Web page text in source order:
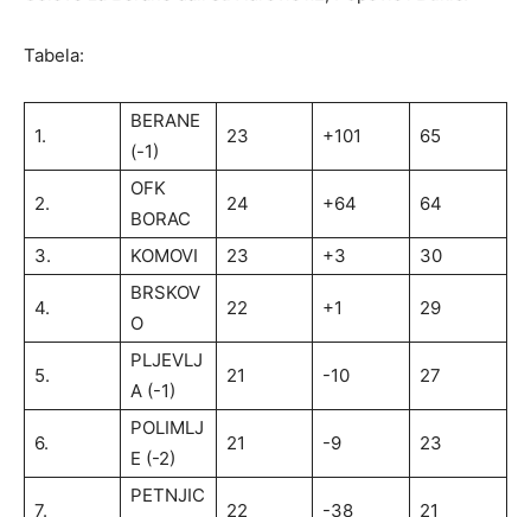
Tabela:
1.
BERANE
(-1)
23 +101 65
2.
OFK
BORAC
24 +64 64
3. KOMOVI 23 +3 30
4.
BRSKOV
O
22 +1 29
5.
PLJEVLJ
A (-1)
21 -10 27
6.
POLIMLJ
E (-2)
21 -9 23
7.
PETNJIC
22 -38 21